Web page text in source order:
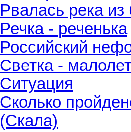
Рвалась река из
Речка - реченька
Российский
Светка -
Ситуация
Сколько
(Скала)